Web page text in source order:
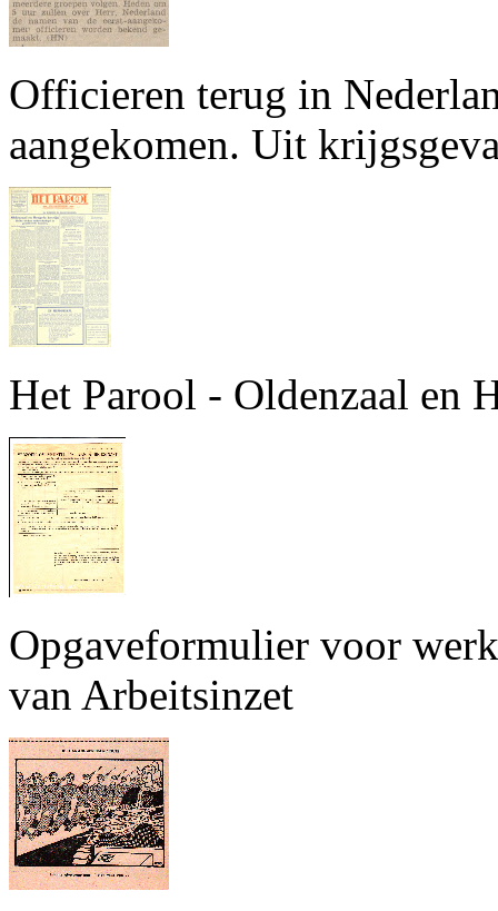
Officieren terug in
aangekomen. Uit
Het Parool - Oldenzaal en
Opgaveformulier voor
van Arbeitsinzet